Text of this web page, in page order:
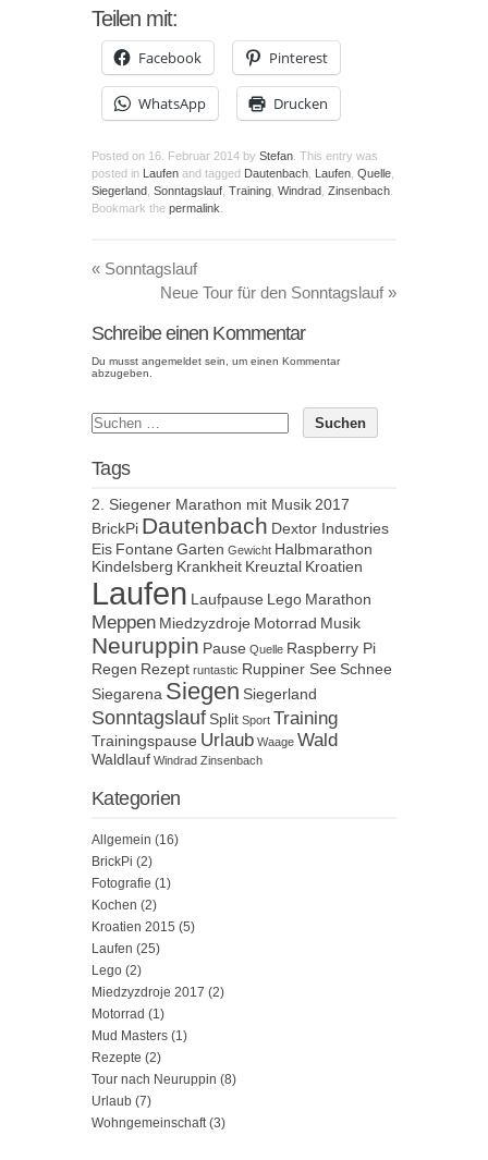
Teilen mit:
Facebook Pinterest
WhatsApp Drucken
Posted on 16. Februar 2014 by Stefan . This entry was
posted in
Laufen and tagged Dautenbach Laufen Quelle
Siegerland Sonntagslauf Training Windrad Zinsenbach
Bookmark the permalink
« Sonntagslauf
Neue Tour für den Sonntagslauf»
Schreibe einen Kommentar
Du musst angemeldet sein, um einen Kommentar
abzugeben.
Tags
2. Siegener Marathon mit Musik2017
BrickPi Dautenbach Dextor Industries
Eis Fontane Garten Gewicht Halbmarathon
Kindelsberg Krankheit Kreuztal Kroatien
Laufen Laufpause Lego Marathon
Meppen Miedzyzdroje Motorrad Musik
Neuruppin Pause Quelle Raspberry Pi
Regen Rezept runtastic Ruppiner See Schnee
Siegarena Siegen Siegerland
Sonntagslauf Split Sport Training
Trainingspause Urlaub Waage Wald
Waldlauf Windrad Zinsenbach
Kategorien
Allgemein (16)
BrickPi (2)
Fotografie (1)
Kochen (2)
Kroatien 2015 (5)
Laufen (25)
Lego (2)
Miedzyzdroje 2017 (2)
Motorrad (1)
Mud Masters (1)
Rezepte (2)
Tour nach Neuruppin (8)
Urlaub (7)
Wohngemeinschaft(3)